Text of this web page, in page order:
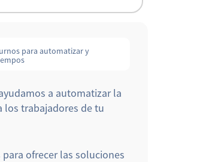
para automatizar y
a automatizar la
los trabajadores de tu
ofrecer las soluciones